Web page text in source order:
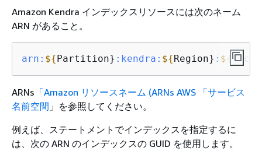
Amazon Kendra インデックスリソースには次のネーム
ARN があること。
arn: ${Partition} :kendra : ${Region} : ${
ARNs 「Amazon リソースネーム (ARNs AWS 「サービス
名前空間 」を参照してください。
例えば、ステートメントでインデックスを指定するに
は、次の ARN のインデックスの GUID を使用します。